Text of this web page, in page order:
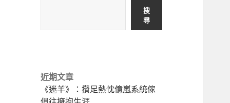
搜
尋
近期文章
《迷羊》：攢足熱忱億嵐系統傢